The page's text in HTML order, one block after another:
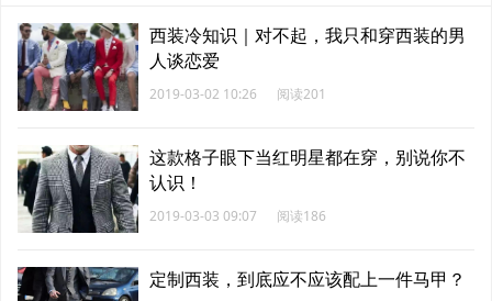
西装冷知识｜对不起，我只和穿西装的男
人谈恋爱
2019-03-02 10:26 阅读201
这款格子眼下当红明星都在穿，别说你不
认识！
2019-03-03 09:07 阅读186
定制西装，到底应不应该配上一件马甲？